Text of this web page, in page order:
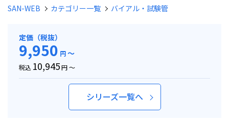
SAN-WEB カテゴリー一覧 バイアル・試験管
定価（税抜）
9,950 円～
税込 10,945円 ～
シリーズ一覧へ